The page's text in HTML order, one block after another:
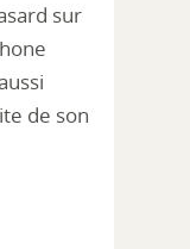
sur
de son